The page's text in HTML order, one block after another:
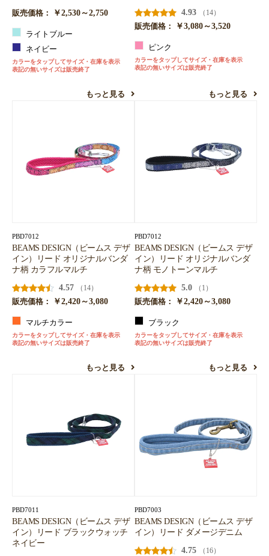
販売価格： ￥2,530～2,750
ライトブルー
ネイビー
カラーをタップしてサイズ・在庫を表示
表記の無いサイズは販売終了
もっと見る
4.93
（14）
販売価格：
￥3,080～3,520
ピンク
カラーをタップしてサイズ・在庫を表示
表記の無いサイズは販売終了
もっと見る
PBD7012
BEAMS DESIGN（ビームス デザ
イン）リード オリジナルバンダ
ナ柄 カラフルマルチ
4.57
（14）
販売価格：
￥2,420～3,080
マルチカラー
カラーをタップしてサイズ・在庫を表示
表記の無いサイズは販売終了
もっと見る
PBD7012
BEAMS DESIGN（ビームス デザ
イン）リード オリジナルバンダ
ナ柄 モノトーンマルチ
5.0
（1）
販売価格：
￥2,420～3,080
ブラック
カラーをタップしてサイズ・在庫を表示
表記の無いサイズは販売終了
もっと見る
PBD7011
BEAMS DESIGN（ビームス デザ
イン）リード ブラックウォッチ
ネイビー
PBD7003
BEAMS DESIGN（ビームス デザ
イン）リード ダメージデニム
4.75
（16）